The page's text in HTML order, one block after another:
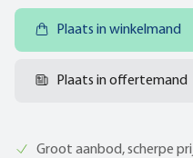
Plaats in winkelmand
Plaats in offertemand
Groot aanbod, scherpe